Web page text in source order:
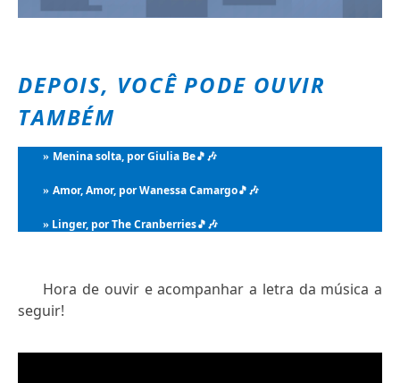
DEPOIS, VOCÊ PODE OUVIR
TAMBÉM
» Menina solta, por Giulia Be🎵🎶
» Amor, Amor, por Wanessa Camargo🎵🎶
» Linger, por The Cranberries🎵🎶
Hora de ouvir e acompanhar a letra da música a
seguir!